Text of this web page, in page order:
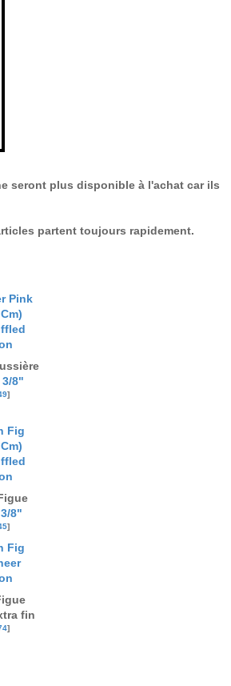
seront plus disponible à l'achat car ils
partent toujours rapidement.
3/8"
]
3/8"
]
fin
]